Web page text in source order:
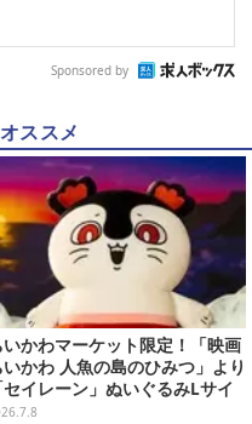
Sponsored by
ススメ
いかわマーケット限定！「映画
いかわ 人魚の島のひみつ」より
セイレーン」ぬいぐるみLサイ
7月24日より予約開始